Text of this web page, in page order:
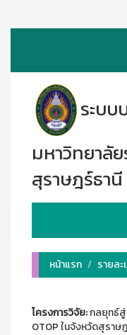
ระบบ
มหาวิทยาลั
สุราษฎร์ธานี
หน้าแรก
รายละ
โครงการวิจัย:กลยุทธ์สู่
OTOP ในจังหวัดสุราษ